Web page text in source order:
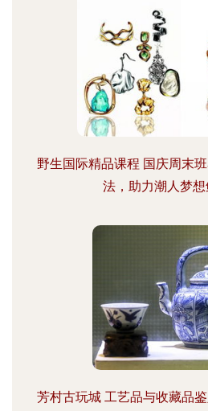
野生国际精品课程 国庆周末
法，助力潮人梦
芳村古玩城 工艺品与收藏品